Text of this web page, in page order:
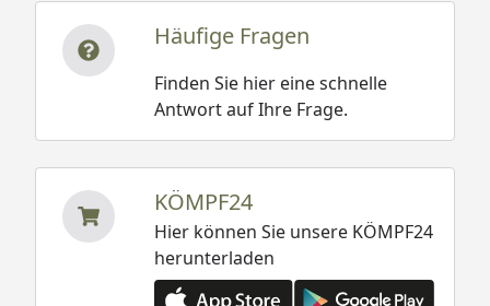
Häufige Fragen
Finden Sie hier eine schnelle
Antwort auf Ihre Frage.
KÖMPF24
Hier können Sie unsere KÖMPF24
herunterladen